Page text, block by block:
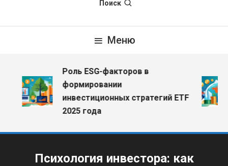
Поиск
Меню
Роль ESG-факторов в
формировании
инвестиционных стратегий ETF
2025 года
Психология инвестора: как